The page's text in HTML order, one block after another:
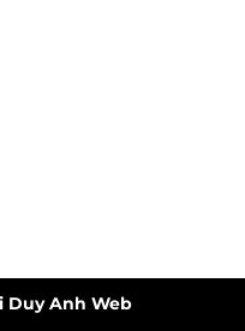
Duy Anh Web